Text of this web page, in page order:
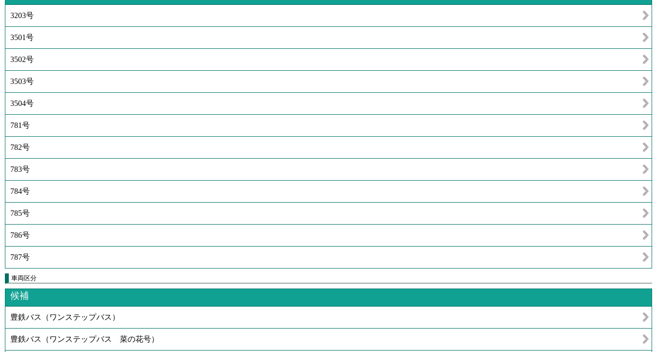
3203号
3501号
3502号
3503号
3504号
781号
782号
783号
784号
785号
786号
787号
車両区分
候補
豊鉄バス（ワンステップバス）
豊鉄バス（ワンステップバス 菜の花号）